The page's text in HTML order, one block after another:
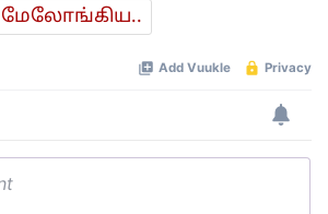
மேலோங்கிய..